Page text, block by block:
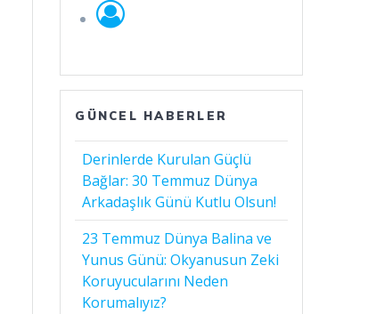
GÜNCEL HABERLER
Derinlerde Kurulan Güçlü
Bağlar: 30 Temmuz Dünya
Arkadaşlık Günü Kutlu Olsun!
23 Temmuz Dünya Balina ve
Yunus Günü: Okyanusun Zeki
Koruyucularını Neden
Korumalıyız?